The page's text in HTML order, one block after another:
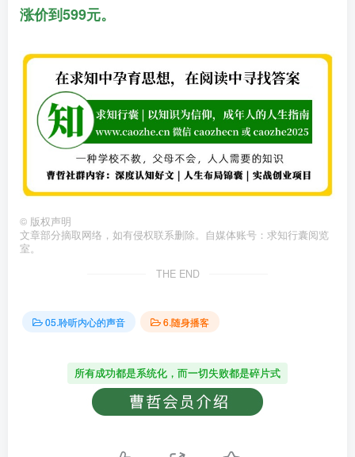
涨价到599元。
© 版权声明
文章部分摘取网络，如有侵权联系删除。自媒体账号：求知行囊阅览
室。
THE END
05.聆听内心的声音 6.随身播客
所有成功都是系统化，而一切失败都是碎片式